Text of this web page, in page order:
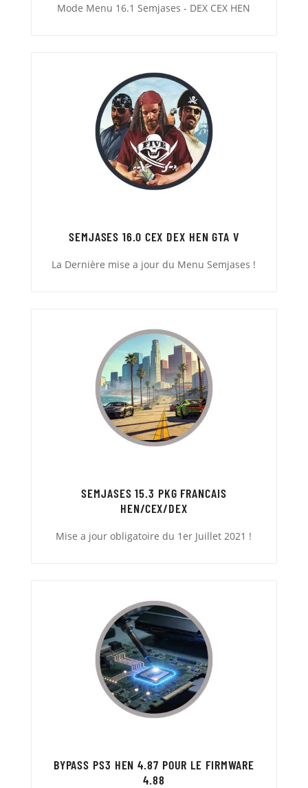
Mode Menu 16.1 Semjases - DEX CEX HEN
SEMJASES 16.0 CEX DEX HEN GTA V
La Dernière mise a jour du Menu Semjases !
SEMJASES 15.3 PKG FRANCAIS
HEN/CEX/DEX
Mise a jour obligatoire du 1er Juillet 2021 !
BYPASS PS3 HEN 4.87 POUR LE FIRMWARE
4.88